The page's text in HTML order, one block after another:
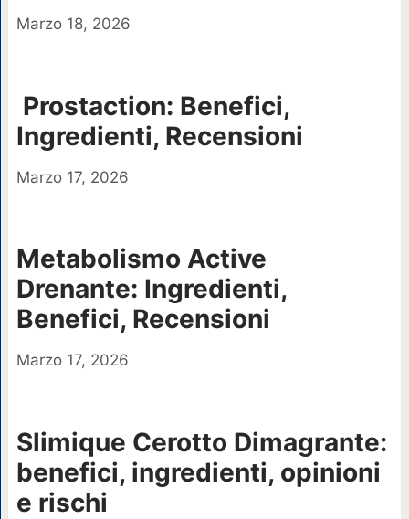
Marzo 18, 2026
Prostaction: Benefici,
Ingredienti, Recensioni
Marzo 17, 2026
Metabolismo Active
Drenante: Ingredienti,
Benefici, Recensioni
Marzo 17, 2026
Slimique Cerotto Dimagrante:
benefici, ingredienti, opinioni
e rischi